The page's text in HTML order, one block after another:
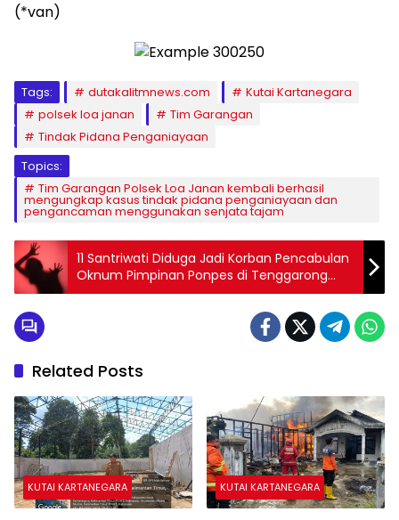
(*van)
Tags: dutakalitmnews.com
Kutai Kartanegara
polsek loa janan
Tim Garangan
Tindak Pidana Penganiayaan
Topics:
Tim Garangan Polsek Loa Janan kembali berhasil
mengungkap kasus tindak pidana penganiayaan dan
pengancaman menggunakan senjata tajam
11 Santriwati Diduga Jadi Korban Pencabulan
Oknum Pimpinan Ponpes di Tenggarong
Seberang
Related Posts
KUTAI KARTANEGARA KUTAI KARTANEGARA